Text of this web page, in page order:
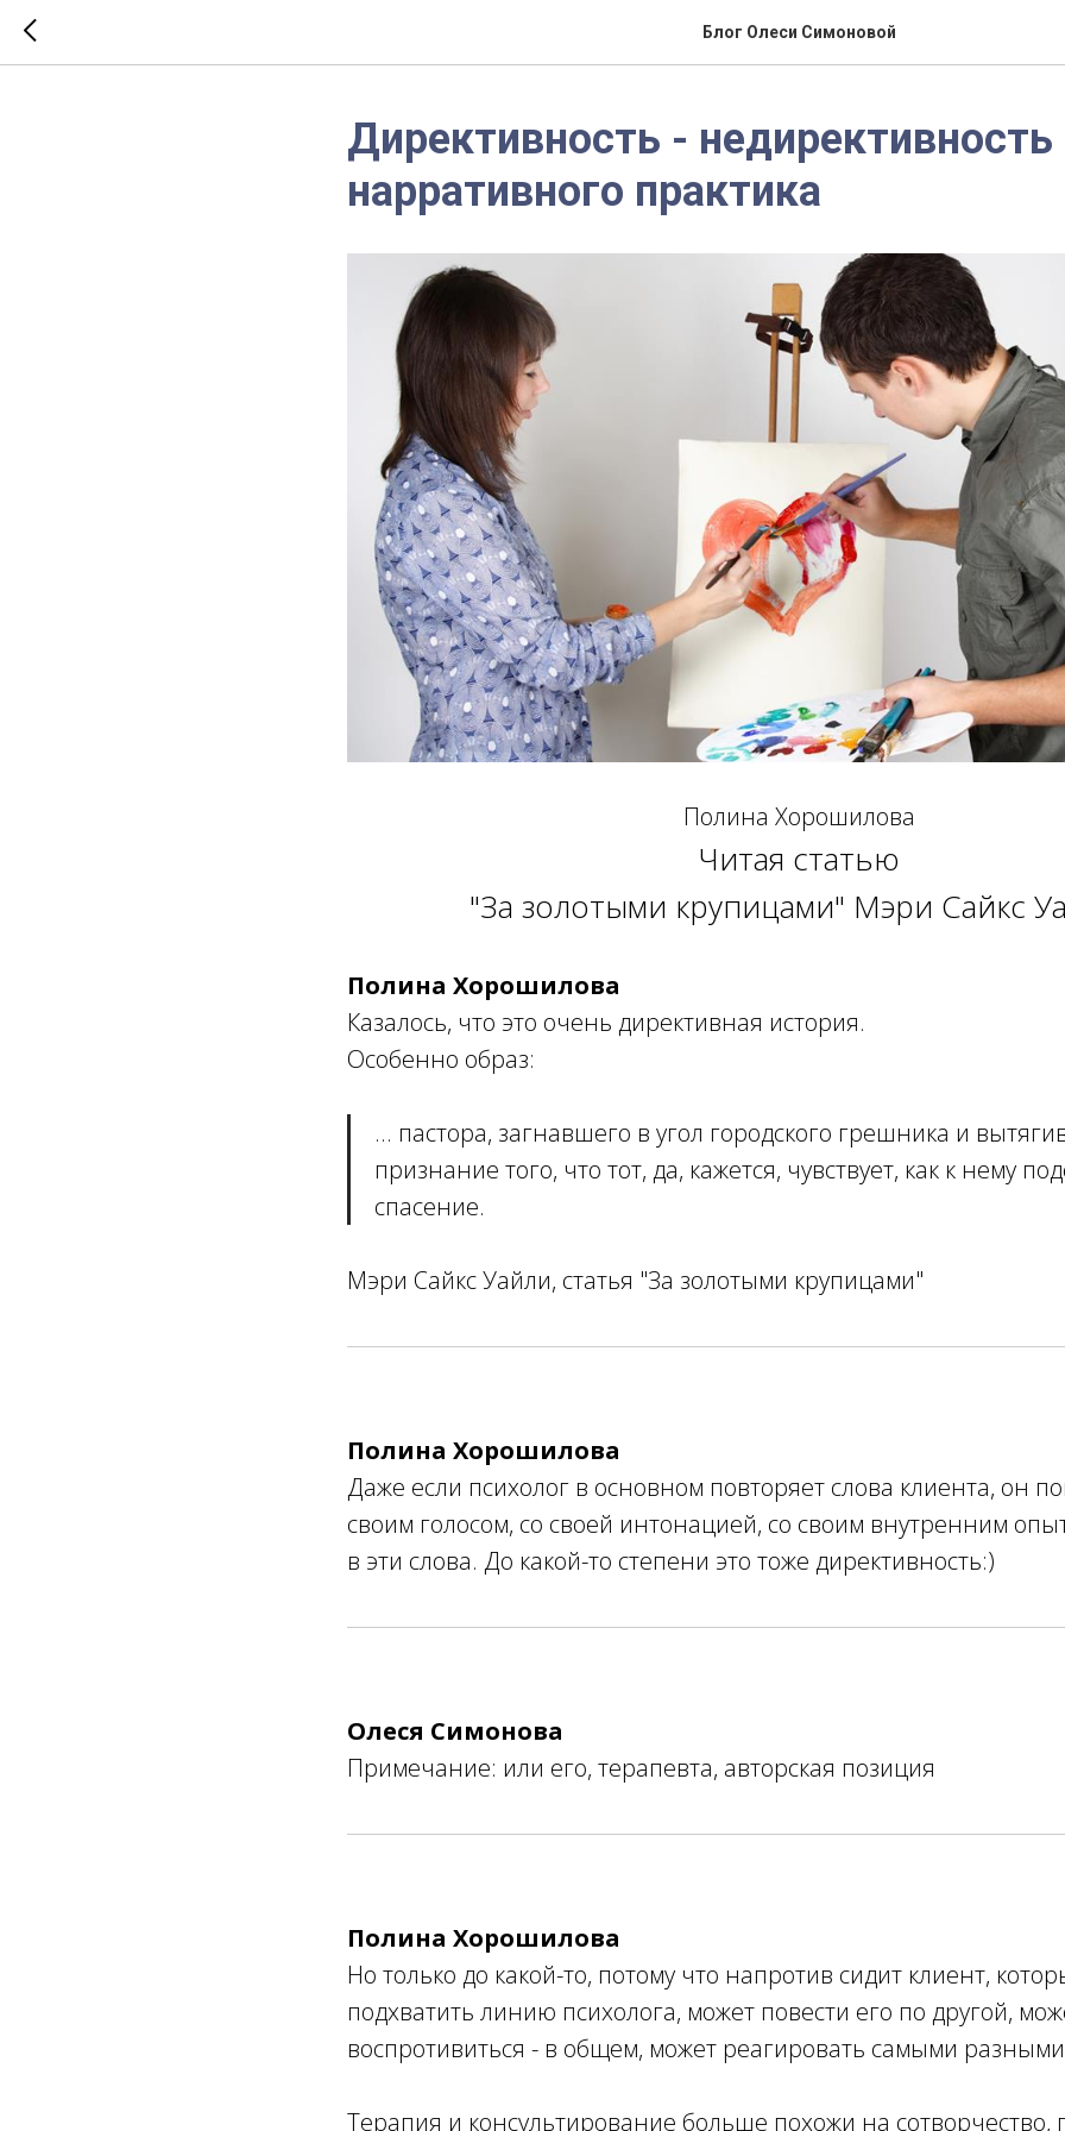
Блог Олеси Симоновой
Директивность - недирективность
нарративного практика
Полина Хорошилова
Читая статью
"За золотыми крупицами" Мэри Сайкс
Полина Хорошилова
Казалось, что это очень директивная история.
Особенно образ:
... пастора, загнавшего в угол городского грешника и
признание того, что тот, да, кажется, чувствует, как к нему
спасение.
Мэри Сайкс Уайли, статья "За золотыми крупицами"
Полина Хорошилова
Даже если психолог в основном повторяет слова клиента, он
своим голосом, со своей интонацией, со своим внутренним
в эти слова. До какой-то степени это тоже директивность:)
Олеся Симонова
Примечание: или его, терапевта, авторская позиция
Полина Хорошилова
Но только до какой-то, потому что напротив сидит клиент,
подхватить линию психолога, может повести его по другой,
воспротивиться - в общем, может реагировать самыми
Терапия и консультирование больше похожи на сотворчество,